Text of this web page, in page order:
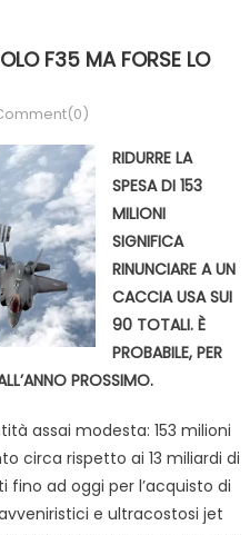
F35 MA FORSE LO
RIDURRE LA
SPESA DI 153
MILIONI
SIGNIFICA
RINUNCIARE A UN
CACCIA USA SUI
90 TOTALI. È
PROBABILE, PER
PROSSIMO.
assai modesta: 153 milioni
circa rispetto ai 13 miliardi di
ad oggi per l’acquisto di
e ultracostosi jet